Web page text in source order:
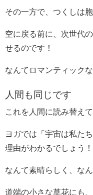
その一方で、つくしは
空に戻る前に、次世代
せるのです！
なんてロマンティック
人間も同じです
これを人間に読み替え
ヨガでは「宇宙は私た
理由がわかるでしょう！
なんて素晴らしく、な
道端の小さな草花にも